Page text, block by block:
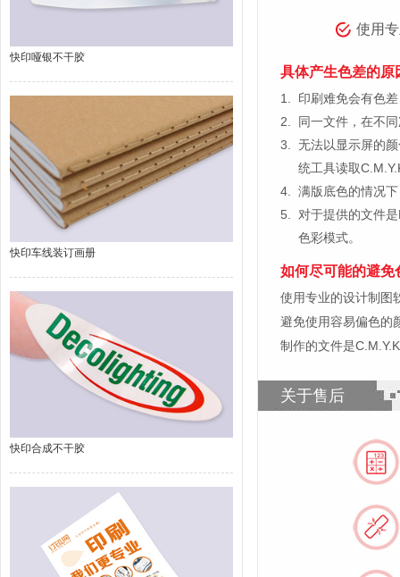
快印哑银不干胶
快印车线装订画册
快印合成不干胶
使用
具体产生色差的原
1.
印刷难免会有色
2.
同一文件，在不
3.
无法以显示屏的
统工具读取
4.
满版底色的情况
5.
对于提供的文件
色彩模式。
如何尽可能的避免
使用专业的设计制图
避免使用容易偏色的
制作的文件是
关于售后